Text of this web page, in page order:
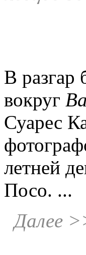
В разгар
вокруг
Суарес
летней
Посо. ...
Далее